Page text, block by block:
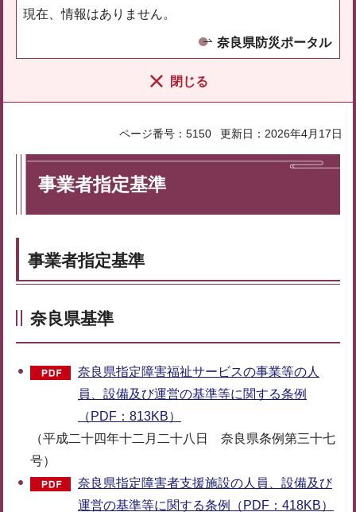
現在、情報はありません。
奈良県防災ポータル
閉じる
ページ番号：5150 更新日：2026年4月17日
事業者指定基準
事業者指定基準
奈良県基準
奈良県指定障害福祉サービスの事業等の人
員、設備及び運営の基準等に関する条例
（PDF：813KB）
（平成二十四年十二月二十八日 奈良県条例第三十七
号）
奈良県指定障害者支援施設の人員、設備及び
運営の基準等に関する条例（PDF：418KB）